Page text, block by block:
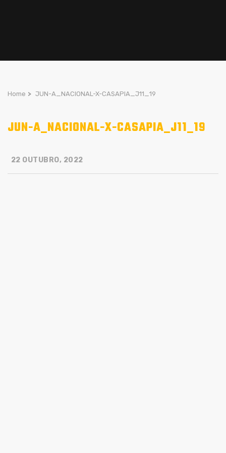
Home > JUN-A_NACIONAL-X-CASAPIA_J11_19
JUN-A_NACIONAL-X-CASAPIA_J11_19
22 OUTUBRO, 2022